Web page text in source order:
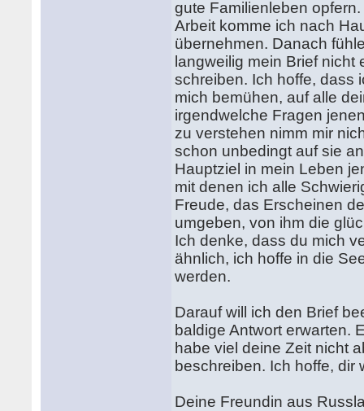
gute Familienleben
Arbeit komme ich nach
übernehmen. Danach
langweilig mein Brief
schreiben. Ich hoffe, dass
mich bemühen, auf alle
irgendwelche Fragen
zu verstehen nimm mir
schon unbedingt auf sie
Hauptziel in mein Leben
mit denen ich alle
Freude, das Erscheinen
umgeben, von ihm die
Ich denke, dass du mich
ähnlich, ich hoffe in die
werden.
Darauf will ich den Brief
baldige Antwort erwarten.
habe viel deine Zeit nicht
beschreiben. Ich hoffe, dir
Deine Freundin aus